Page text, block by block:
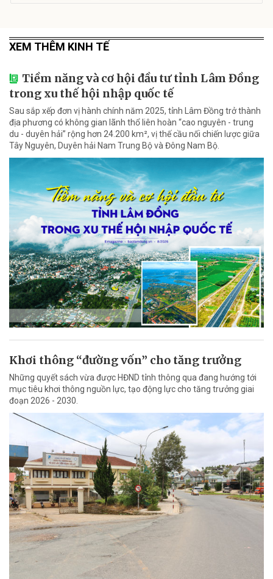
XEM THÊM KINH TẾ
Tiềm năng và cơ hội đầu tư tỉnh Lâm Đồng
trong xu thế hội nhập quốc tế
Sau sắp xếp đơn vị hành chính năm 2025, tỉnh Lâm Đồng trở thành
địa phương có không gian lãnh thổ liên hoàn “cao nguyên - trung
du - duyên hải” rộng hơn 24.200 km², vị thế cầu nối chiến lược giữa
Tây Nguyên, Duyên hải Nam Trung Bộ và Đông Nam Bộ.
Khơi thông “đường vốn” cho tăng trưởng
Những quyết sách vừa được HĐND tỉnh thông qua đang hướng tới
mục tiêu khơi thông nguồn lực, tạo động lực cho tăng trưởng giai
đoạn 2026 - 2030.